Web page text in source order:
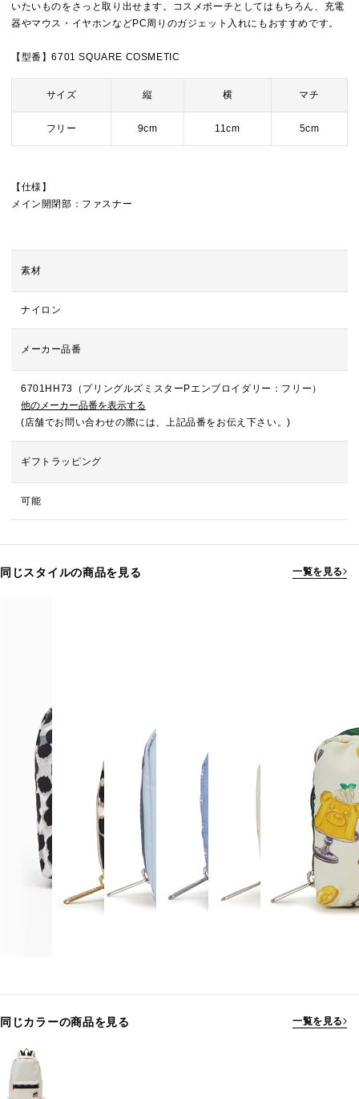
いたいものをさっと取り出せます。コスメポーチとしてはもちろん、充電
器やマウス・イヤホンなどPC周りのガジェット入れにもおすすめです。
【型番】6701 SQUARE COSMETIC
サイズ 縦 横 マチ
フリー 9cm 11cm 5cm
【仕様】
メイン開閉部：ファスナー
素材
ナイロン
メーカー品番
6701HH73（プリングルズミスターPエンブロイダリー：フリー）
他のメーカー品番を表示する
(店舗でお問い合わせの際には、上記品番をお伝え下さい。)
ギフトラッピング
可能
同じスタイルの商品を見る 一覧を見る
同じカラーの商品を見る 一覧を見る